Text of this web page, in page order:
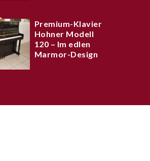
Premium-Klavier
Hohner Modell
120 – Im edlen
Marmor-Design